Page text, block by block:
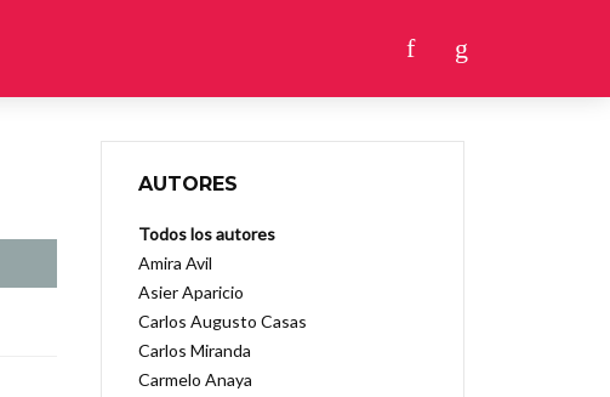
AUTORES
Todos los autores
Amira Avil
Asier Aparicio
Carlos Augusto Casas
Carlos Miranda
Carmelo Anaya